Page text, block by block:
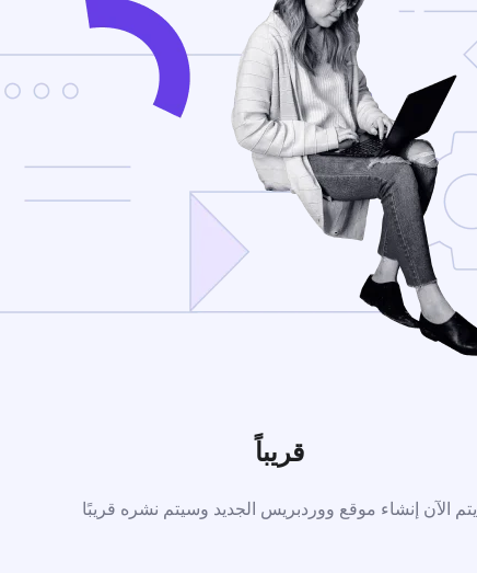
قريباً
يتم الآن إنشاء موقع ووردبريس الجديد وسيتم نشره قريبًا